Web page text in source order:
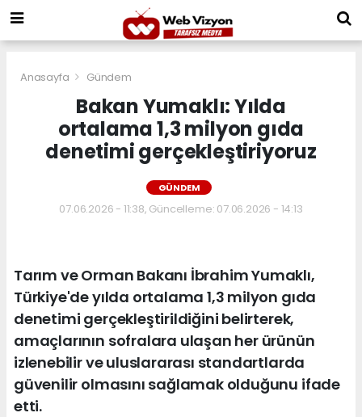
Anasayfa Gündem
Bakan Yumaklı: Yılda
ortalama 1,3 milyon gıda
denetimi gerçekleştiriyoruz
GÜNDEM
07.06.2026 - 11:38, Güncelleme: 07.06.2026 - 14:13
Tarım ve Orman Bakanı İbrahim Yumaklı,
Türkiye'de yılda ortalama 1,3 milyon gıda
denetimi gerçekleştirildiğini belirterek,
amaçlarının sofralara ulaşan her ürünün
izlenebilir ve uluslararası standartlarda
güvenilir olmasını sağlamak olduğunu ifade
etti.